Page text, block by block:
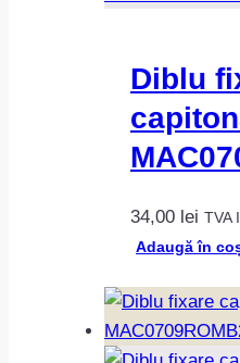
Diblu
34,00 lei TVA
Adaugă în